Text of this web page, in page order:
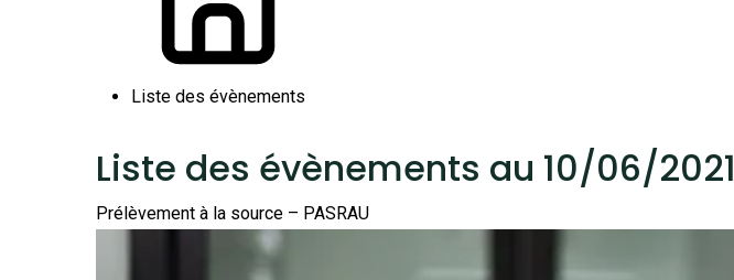
Liste des évènements
Liste des évènements au 10/06/2021
Prélèvement à la source – PASRAU